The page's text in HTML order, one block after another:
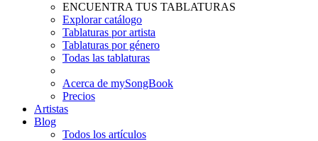
ENCUENTRA TUS TABLATURAS
Explorar catálogo
Tablaturas por artista
Tablaturas por género
Todas las tablaturas
Acerca de mySongBook
Precios
Artistas
Blog
Todos los artículos